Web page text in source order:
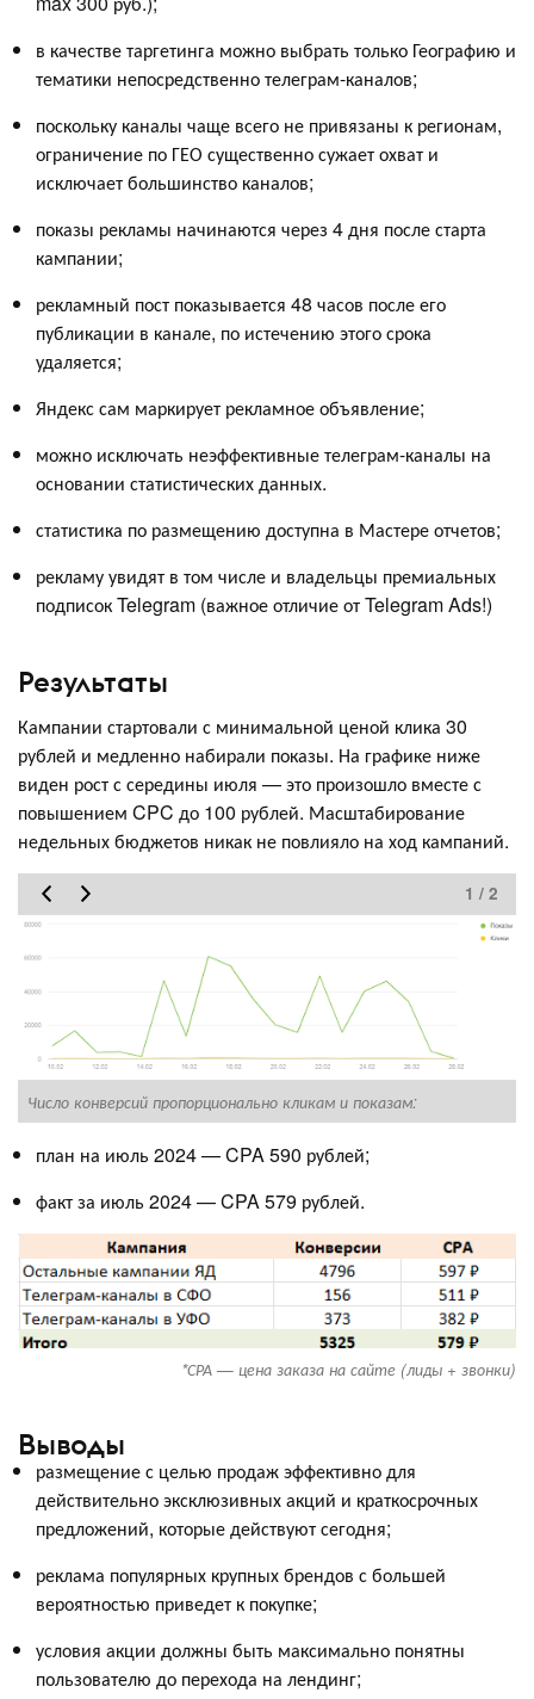
в качестве таргетинга можно выбрать только Географию и
тематики непосредственно телеграм-каналов;
поскольку каналы чаще всего не привязаны к регионам,
ограничение по ГЕО существенно сужает охват и
исключает большинство каналов;
показы рекламы начинаются через 4 дня после старта
кампании;
рекламный пост показывается 48 часов после его
публикации в канале, по истечению этого срока
удаляется;
Яндекс сам маркирует рекламное объявление;
можно исключать неэффективные телеграм-каналы на
основании статистических данных.
статистика по размещению доступна в Мастере отчетов;
рекламу увидят в том числе и владельцы премиальных
подписок Telegram (важное отличие от Telegram Ads!)
Результаты
Кампании стартовали с минимальной ценой клика 30
рублей и медленно набирали показы. На графике ниже
виден рост с середины июля — это произошло вместе с
повышением CPC до 100 рублей. Масштабирование
недельных бюджетов никак не повлияло на ход кампаний.
1 / 2
Число конверсий пропорционально кликам и показам:
план на июль 2024 — CPA 590 рублей;
факт за июль 2024 — CPA 579 рублей.
*СРА — цена заказа на сайте (лиды + звонки)
Выводы
размещение с целью продаж эффективно для
действительно эксклюзивных акций и краткосрочных
предложений, которые действуют сегодня;
реклама популярных крупных брендов с большей
вероятностью приведет к покупке;
условия акции должны быть максимально понятны
пользователю до перехода на лендинг;